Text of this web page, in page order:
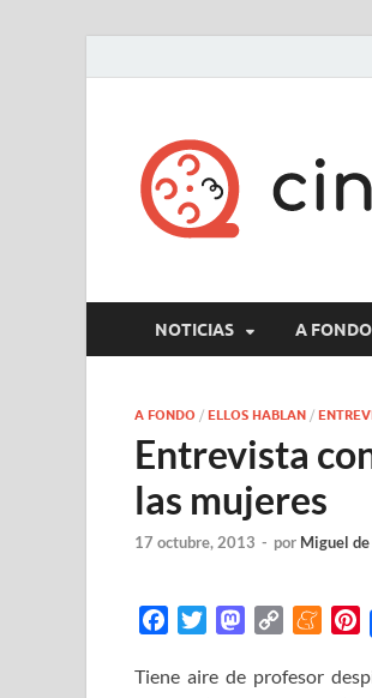
NOTICIAS A FONDO
A FONDO / ELLOS HABLAN /
Entrevista
las mujeres
17 octubre, 2013 - por Miguel
c
i
M
s
p
M
n
P
n
Tiene aire de profesor